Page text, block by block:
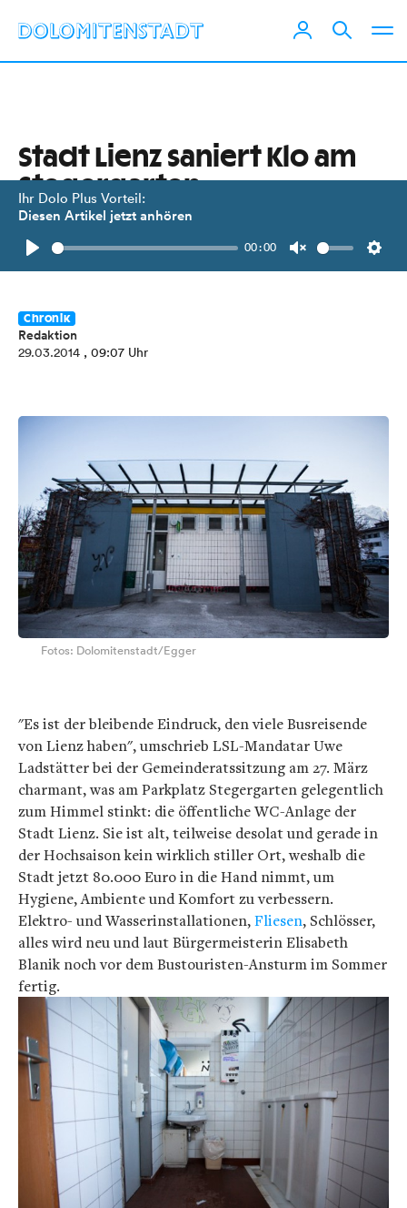
Ihr Dolo Plus Vorteil:
Diesen Artikel jetzt anhören
Play
00:00
Unmute
Stadt Lienz saniert Klo am
Stegergarten
Um 80.000 Euro wird der gar nicht
so stille Ort modernisiert.
Chronik
Redaktion
29.03.2014 , 09:07 Uhr
Fotos: Dolomitenstadt/Egger
"Es ist der bleibende Eindruck, den viele Busreisende
von Lienz haben", umschrieb LSL-Mandatar Uwe
Ladstätter bei der Gemeinderatssitzung am 27. März
charmant, was am Parkplatz Stegergarten gelegentlich
zum Himmel stinkt: die öffentliche WC-Anlage der
Stadt Lienz. Sie ist alt, teilweise desolat und gerade in
der Hochsaison kein wirklich stiller Ort, weshalb die
Stadt jetzt 80.000 Euro in die Hand nimmt, um
Hygiene, Ambiente und Komfort zu verbessern.
Elektro- und Wasserinstallationen,Fliesen, Schlösser,
alles wird neu und laut Bürgermeisterin Elisabeth
Blanik noch vor dem Bustouristen-Ansturm im Sommer
fertig.